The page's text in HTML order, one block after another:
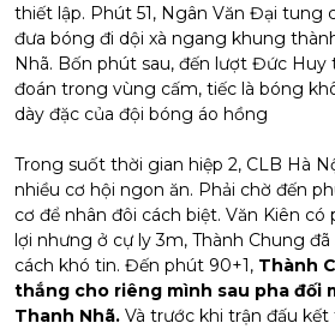
thiết lập. Phút 51, Ngân Văn Đại tung
đưa bóng đi dội xà ngang khung
Nhã. Bốn phút sau, đến lượt Đức Huy
đoán trong vùng cấm, tiếc là bóng
dày đặc của đội bóng áo hồng
Trong suốt thời gian hiệp 2, CLB Hà
nhiều cơ hội ngon ăn. Phải chờ đến
cơ để nhân đôi cách biệt. Văn Kiên
lợi nhưng ở cự ly 3m, Thành Chung
cách khó tin. Đến phút 90+1, Thành
thắng cho riêng mình sau pha đối
Thanh Nhã. Và trước khi trận đấu